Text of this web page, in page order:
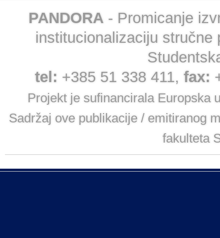
PANDORA - Promicanje
institucionalizaciju stručne
tel: +385 51 338 411, fax:
Projekt je sufinancirala Europska
Sadržaj ove publikacije / emitiranog
fakulteta